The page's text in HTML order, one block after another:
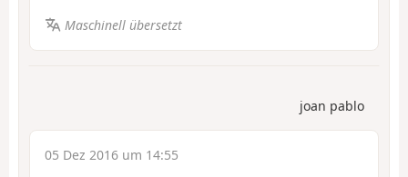
Maschinell übersetzt
joan pablo
05 Dez 2016 um 14:55